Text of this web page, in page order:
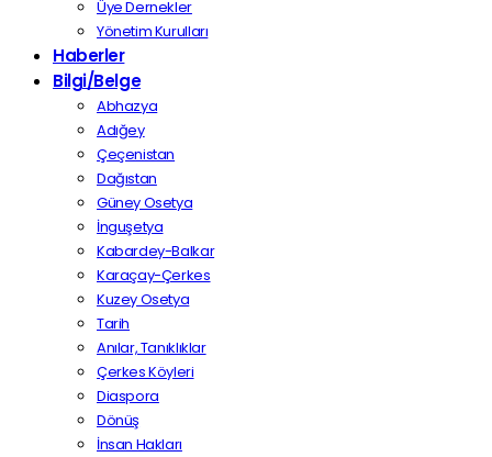
Üye Dernekler
Yönetim Kurulları
Haberler
Bilgi/Belge
Abhazya
Adığey
Çeçenistan
Dağıstan
Güney Osetya
İnguşetya
Kabardey-Balkar
Karaçay-Çerkes
Kuzey Osetya
Tarih
Anılar, Tanıklıklar
Çerkes Köyleri
Diaspora
Dönüş
İnsan Hakları